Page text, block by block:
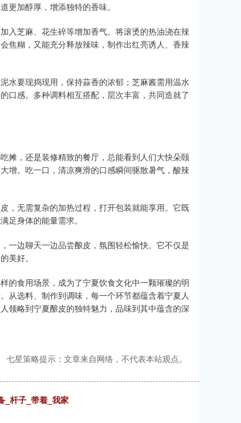
更加醇厚，增添独特的香味。
入芝麻、花生碎等增加香气。将滚烫的热油浇在辣
焦糊，又能充分释放辣味，制作出红亮诱人、香辣
水要现捣现用，保持蒜香的浓郁；芝麻酱需用温水
口感。多种调料相互搭配，层次丰富，共同造就了
摊，还是装修精致的餐厅，总能看到人们大快朵颐
增。吃一口，清凉爽滑的口感瞬间驱散暑气，酸辣
，无需复杂的加热过程，打开包装就能享用。它既
足身体的能量需求。
一边聊天一边品尝酿皮，氛围轻松愉快。它不仅是
美好。
的食用场景，成为了宁夏饮食文化中一颗璀璨的明
从选料、制作到调味，每一个环节都蕴含着宁夏人
领略到宁夏酿皮的独特魅力，品味到其中蕴含的深
七星策略提示：文章来自网络，不代表本站观点。
_杆子_带着_我家